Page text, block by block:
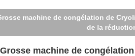
Machine de congélation
grosse
Grosse machine de